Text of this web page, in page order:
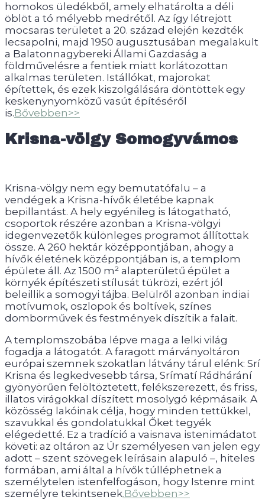
homokos üledékből, amely elhatárolta a déli
öblöt a tó mélyebb medrétől. Az így létrejött
mocsaras területet a 20. század elején kezdték
lecsapolni, majd 1950 augusztusában megalakult
a Balatonnagybereki Állami Gazdaság a
földművelésre a fentiek miatt korlátozottan
alkalmas területen. Istállókat, majorokat
építettek, és ezek kiszolgálására döntöttek egy
keskenynyomközű vasút építéséről
is.Bővebben>>
Krisna-völgy Somogyvámos
Krisna-völgy nem egy bemutatófalu – a
vendégek a Krisna-hívők életébe kapnak
bepillantást. A hely egyénileg is látogatható,
csoportok részére azonban a Krisna-völgyi
idegenvezetők különleges programot állítottak
össze. A 260 hektár középpontjában, ahogy a
hívők életének középpontjában is, a templom
épülete áll. Az 1500 m² alapterületű épület a
környék építészeti stílusát tükrözi, ezért jól
beleillik a somogyi tájba. Belülről azonban indiai
motívumok, oszlopok és boltívek, színes
domborművek és festmények díszítik a falait.
A templomszobába lépve maga a lelki világ
fogadja a látogatót. A faragott márványoltáron
európai szemnek szokatlan látvány tárul elénk: Srí
Krisna és legkedvesebb társa, Srímatí Rádhárání
gyönyörűen felöltöztetett, felékszerezett, és friss,
illatos virágokkal díszített mosolygó képmásaik. A
közösség lakóinak célja, hogy minden tettükkel,
szavukkal és gondolatukkal Őket tegyék
elégedetté. Ez a tradíció a vaisnava istenimádatot
követi: az oltáron az Úr személyesen van jelen egy
adott – szent szövegek leírásain alapuló –, hiteles
formában, ami által a hívők túlléphetnek a
személytelen istenfelfogáson, hogy Istenre mint
személyre tekintsenek.Bővebben>>